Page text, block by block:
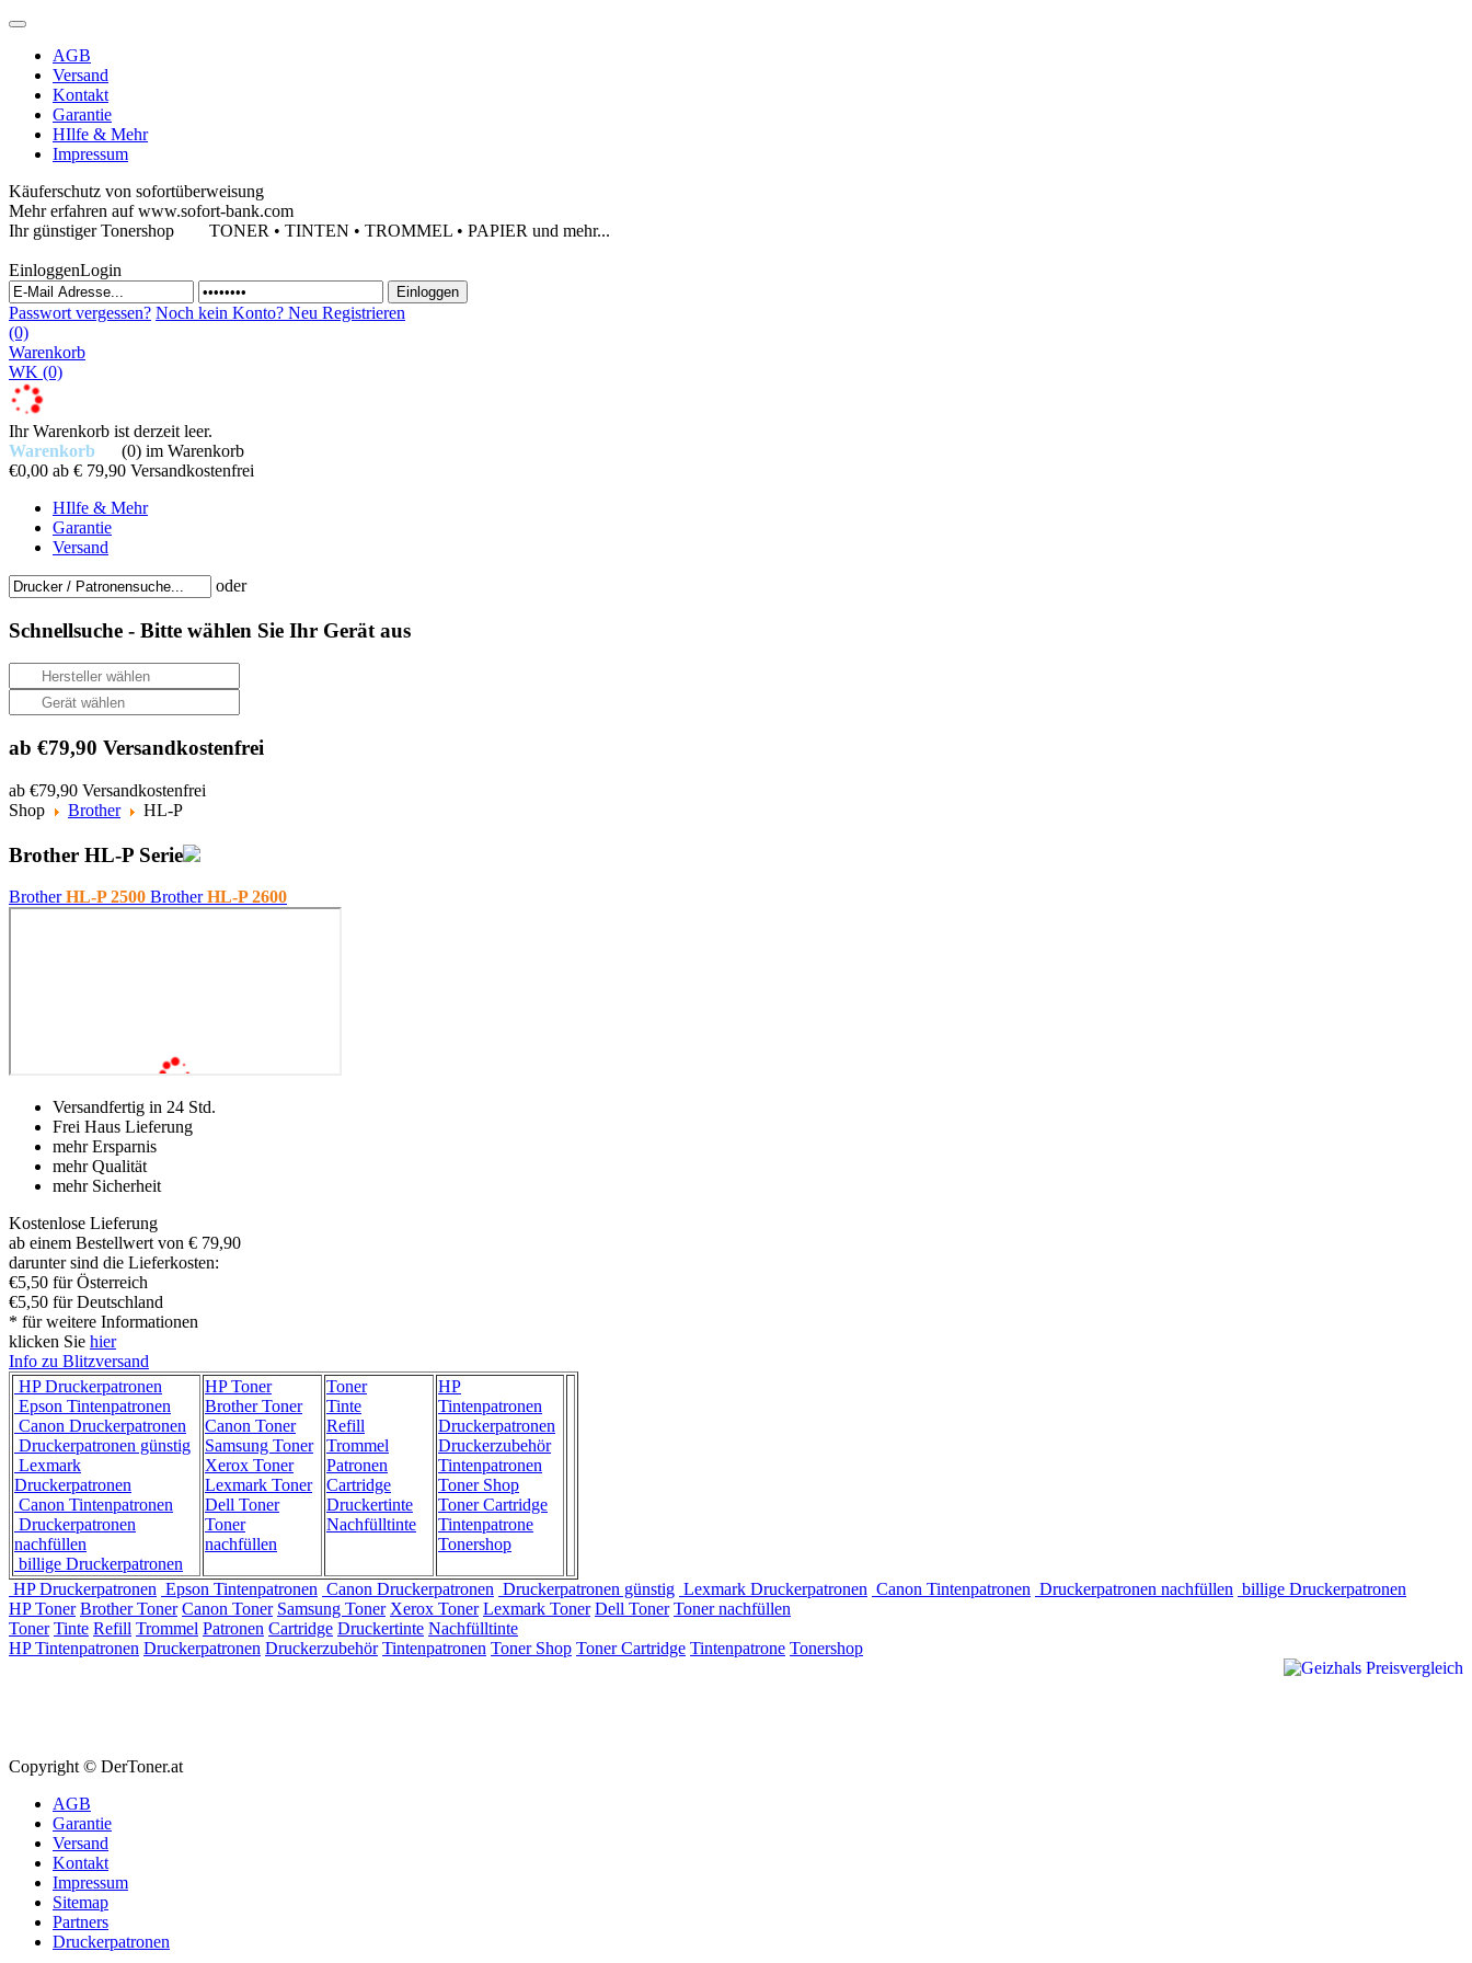
AGB
Versand
Kontakt
Garantie
HIlfe & Mehr
Impressum
Käuferschutz von sofortüberweisung
Mehr erfahren auf www.sofort-bank.com
Ihr günstiger Tonershop TONER • TINTEN • TROMMEL • PAPIER und mehr...
EinloggenLogin
Passwort vergessen? Noch kein Konto? Neu Registrieren
(0)
Warenkorb
WK (0)
Ihr Warenkorb ist derzeit leer.
Warenkorb
(0) im Warenkorb
€0,00 ab € 79,90 Versandkostenfrei
HIlfe & Mehr
Garantie
Versand
oder
Schnellsuche - Bitte wählen Sie Ihr Gerät aus
ab €79,90 Versandkostenfrei
ab €79,90 Versandkostenfrei
Shop
Brother HL-P
Brother HL-P Serie
BrotherHL-P 2500 BrotherHL-P 2600
Versandfertig in 24 Std.
Frei Haus Lieferung
mehr Ersparnis
mehr Qualität
mehr Sicherheit
Kostenlose Lieferung
ab einem Bestellwert von € 79,90
darunter sind die Lieferkosten:
€5,50 für Österreich
€5,50 für Deutschland
* für weitere Informationen
klicken Sie hier
Info zu Blitzversand
HP Druckerpatronen
Epson Tintenpatronen
Canon Druckerpatronen
Druckerpatronen günstig
Lexmark
Druckerpatronen
Canon Tintenpatronen
Druckerpatronen
nachfüllen
billige Druckerpatronen
HP Toner
Brother Toner
Canon Toner
Samsung Toner
Xerox Toner
Lexmark Toner
Dell Toner
Toner
nachfüllen
Toner
Tinte
Refill
Trommel
Patronen
Cartridge
Druckertinte
Nachfülltinte
HP
Tintenpatronen
Druckerpatronen
Druckerzubehör
Tintenpatronen
Toner Shop
Toner Cartridge
Tintenpatrone
Tonershop
HP Druckerpatronen Epson Tintenpatronen Canon Druckerpatronen Druckerpatronen günstig Lexmark Druckerpatronen Canon Tintenpatronen Druckerpatronen nachfüllen billige Druckerpatronen
HP Toner Brother Toner Canon Toner Samsung Toner Xerox Toner Lexmark Toner Dell Toner Toner nachfüllen
Toner Tinte Refill Trommel Patronen Cartridge Druckertinte Nachfülltinte
HP Tintenpatronen Druckerpatronen Druckerzubehör Tintenpatronen Toner Shop Toner Cartridge Tintenpatrone Tonershop
Copyright © DerToner.at
AGB
Garantie
Versand
Kontakt
Impressum
Sitemap
Partners
Druckerpatronen